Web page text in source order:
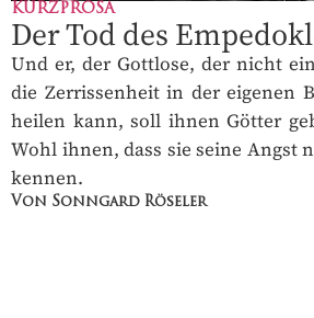
KURZPROSA
Der Tod des
Und er, der Gottlose, der nicht
die Zerrissenheit in der eigenen
heilen kann, soll ihnen Götter
Wohl ihnen, dass sie seine Angst
kennen.
Von Sonngard Röseler